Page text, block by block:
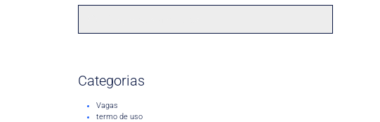
Categorias
Vagas
termo de uso